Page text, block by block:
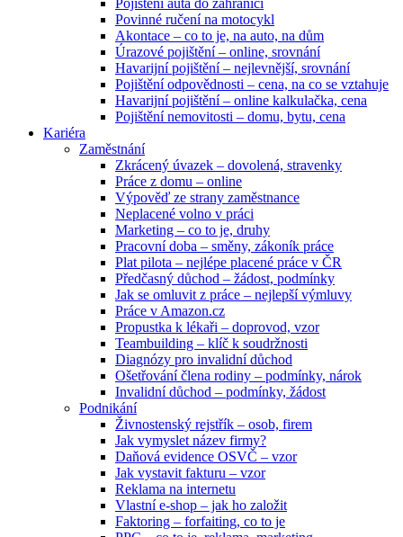
Pojištění auta do zahraničí
Povinné ručení na motocykl
Akontace – co to je, na auto, na dům
Úrazové pojištění – online, srovnání
Havarijní pojištění – nejlevnější, srovnání
Pojištění odpovědnosti – cena, na co se vztahuje
Havarijní pojištění – online kalkulačka, cena
Pojištění nemovitosti – domu, bytu, cena
Kariéra
Zaměstnání
Zkrácený úvazek – dovolená, stravenky
Práce z domu – online
Výpověď ze strany zaměstnance
Neplacené volno v práci
Marketing – co to je, druhy
Pracovní doba – směny, zákoník práce
Plat pilota – nejlépe placené práce v ČR
Předčasný důchod – žádost, podmínky
Jak se omluvit z práce – nejlepší výmluvy
Práce v Amazon.cz
Propustka k lékaři – doprovod, vzor
Teambuilding – klíč k soudržnosti
Diagnózy pro invalidní důchod
Ošetřování člena rodiny – podmínky, nárok
Invalidní důchod – podmínky, žádost
Podnikání
Živnostenský rejstřík – osob, firem
Jak vymyslet název firmy?
Daňová evidence OSVČ – vzor
Jak vystavit fakturu – vzor
Reklama na internetu
Vlastní e-shop – jak ho založit
Faktoring – forfaiting, co to je